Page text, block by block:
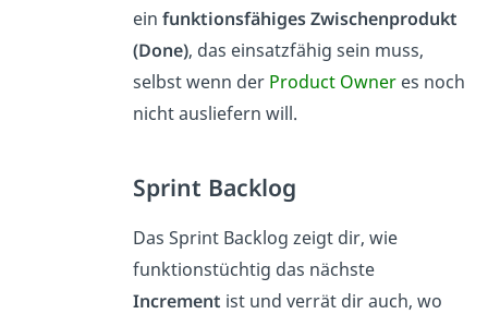
ein funktionsfähiges Zwischenprodukt
(Done), das einsatzfähig sein muss,
selbst wenn der Product Owneres noch
nicht ausliefern will.
Sprint Backlog
Das Sprint Backlog zeigt dir, wie
funktionstüchtig das nächste
Increment ist und verrät dir auch, wo